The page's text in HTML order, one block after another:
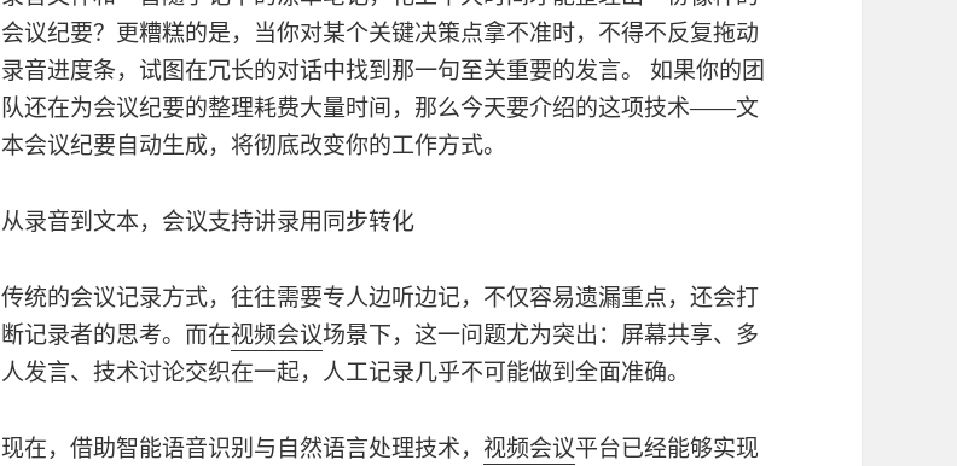
会议纪要？更糟糕的是，当你对某个关键决策点拿不准时，不得不反复拖动
录音进度条，试图在冗长的对话中找到那一句至关重要的发言。 如果你的团
队还在为会议纪要的整理耗费大量时间，那么今天要介绍的这项技术——文
本会议纪要自动生成，将彻底改变你的工作方式。
从录音到文本，会议支持讲录用同步转化
传统的会议记录方式，往往需要专人边听边记，不仅容易遗漏重点，还会打
断记录者的思考。而在视频会议场景下，这一问题尤为突出：屏幕共享、多
人发言、技术讨论交织在一起，人工记录几乎不可能做到全面准确。
现在，借助智能语音识别与自然语言处理技术， 视频会议平台已经能够实现